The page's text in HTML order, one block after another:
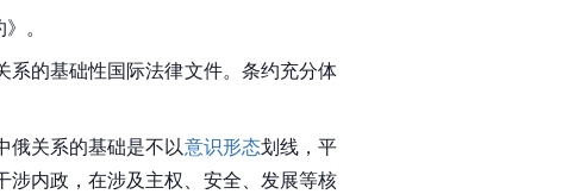
。
系的基础性国际法律文件。条约充分体
俄关系的基础是不以意识形态划线，平
内政，在涉及主权、安全、发展等核